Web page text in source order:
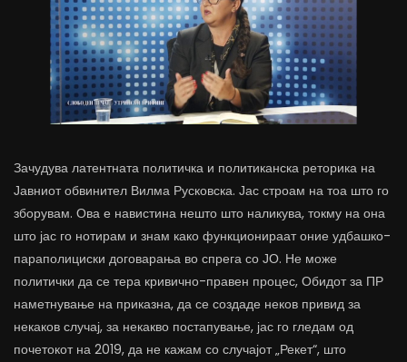
Зачудува латентната политичка и политиканска реторика на
Јавниот обвинител Вилма Русковска. Јас строам на тоа што го
зборувам. Ова е навистина нешто што наликува, токму на она
што јас го нотирам и знам како функционираат оние удбашко-
параполициски договарања во спрега со ЈО. Не може
политички да се тера кривично-правен процес, Обидот за ПР
наметнување на приказна, да се создаде неков привид за
некаков случај, за некакво постапување, јас го гледам од
почетокот на 2019, да не кажам со случајот „Рекет“, што